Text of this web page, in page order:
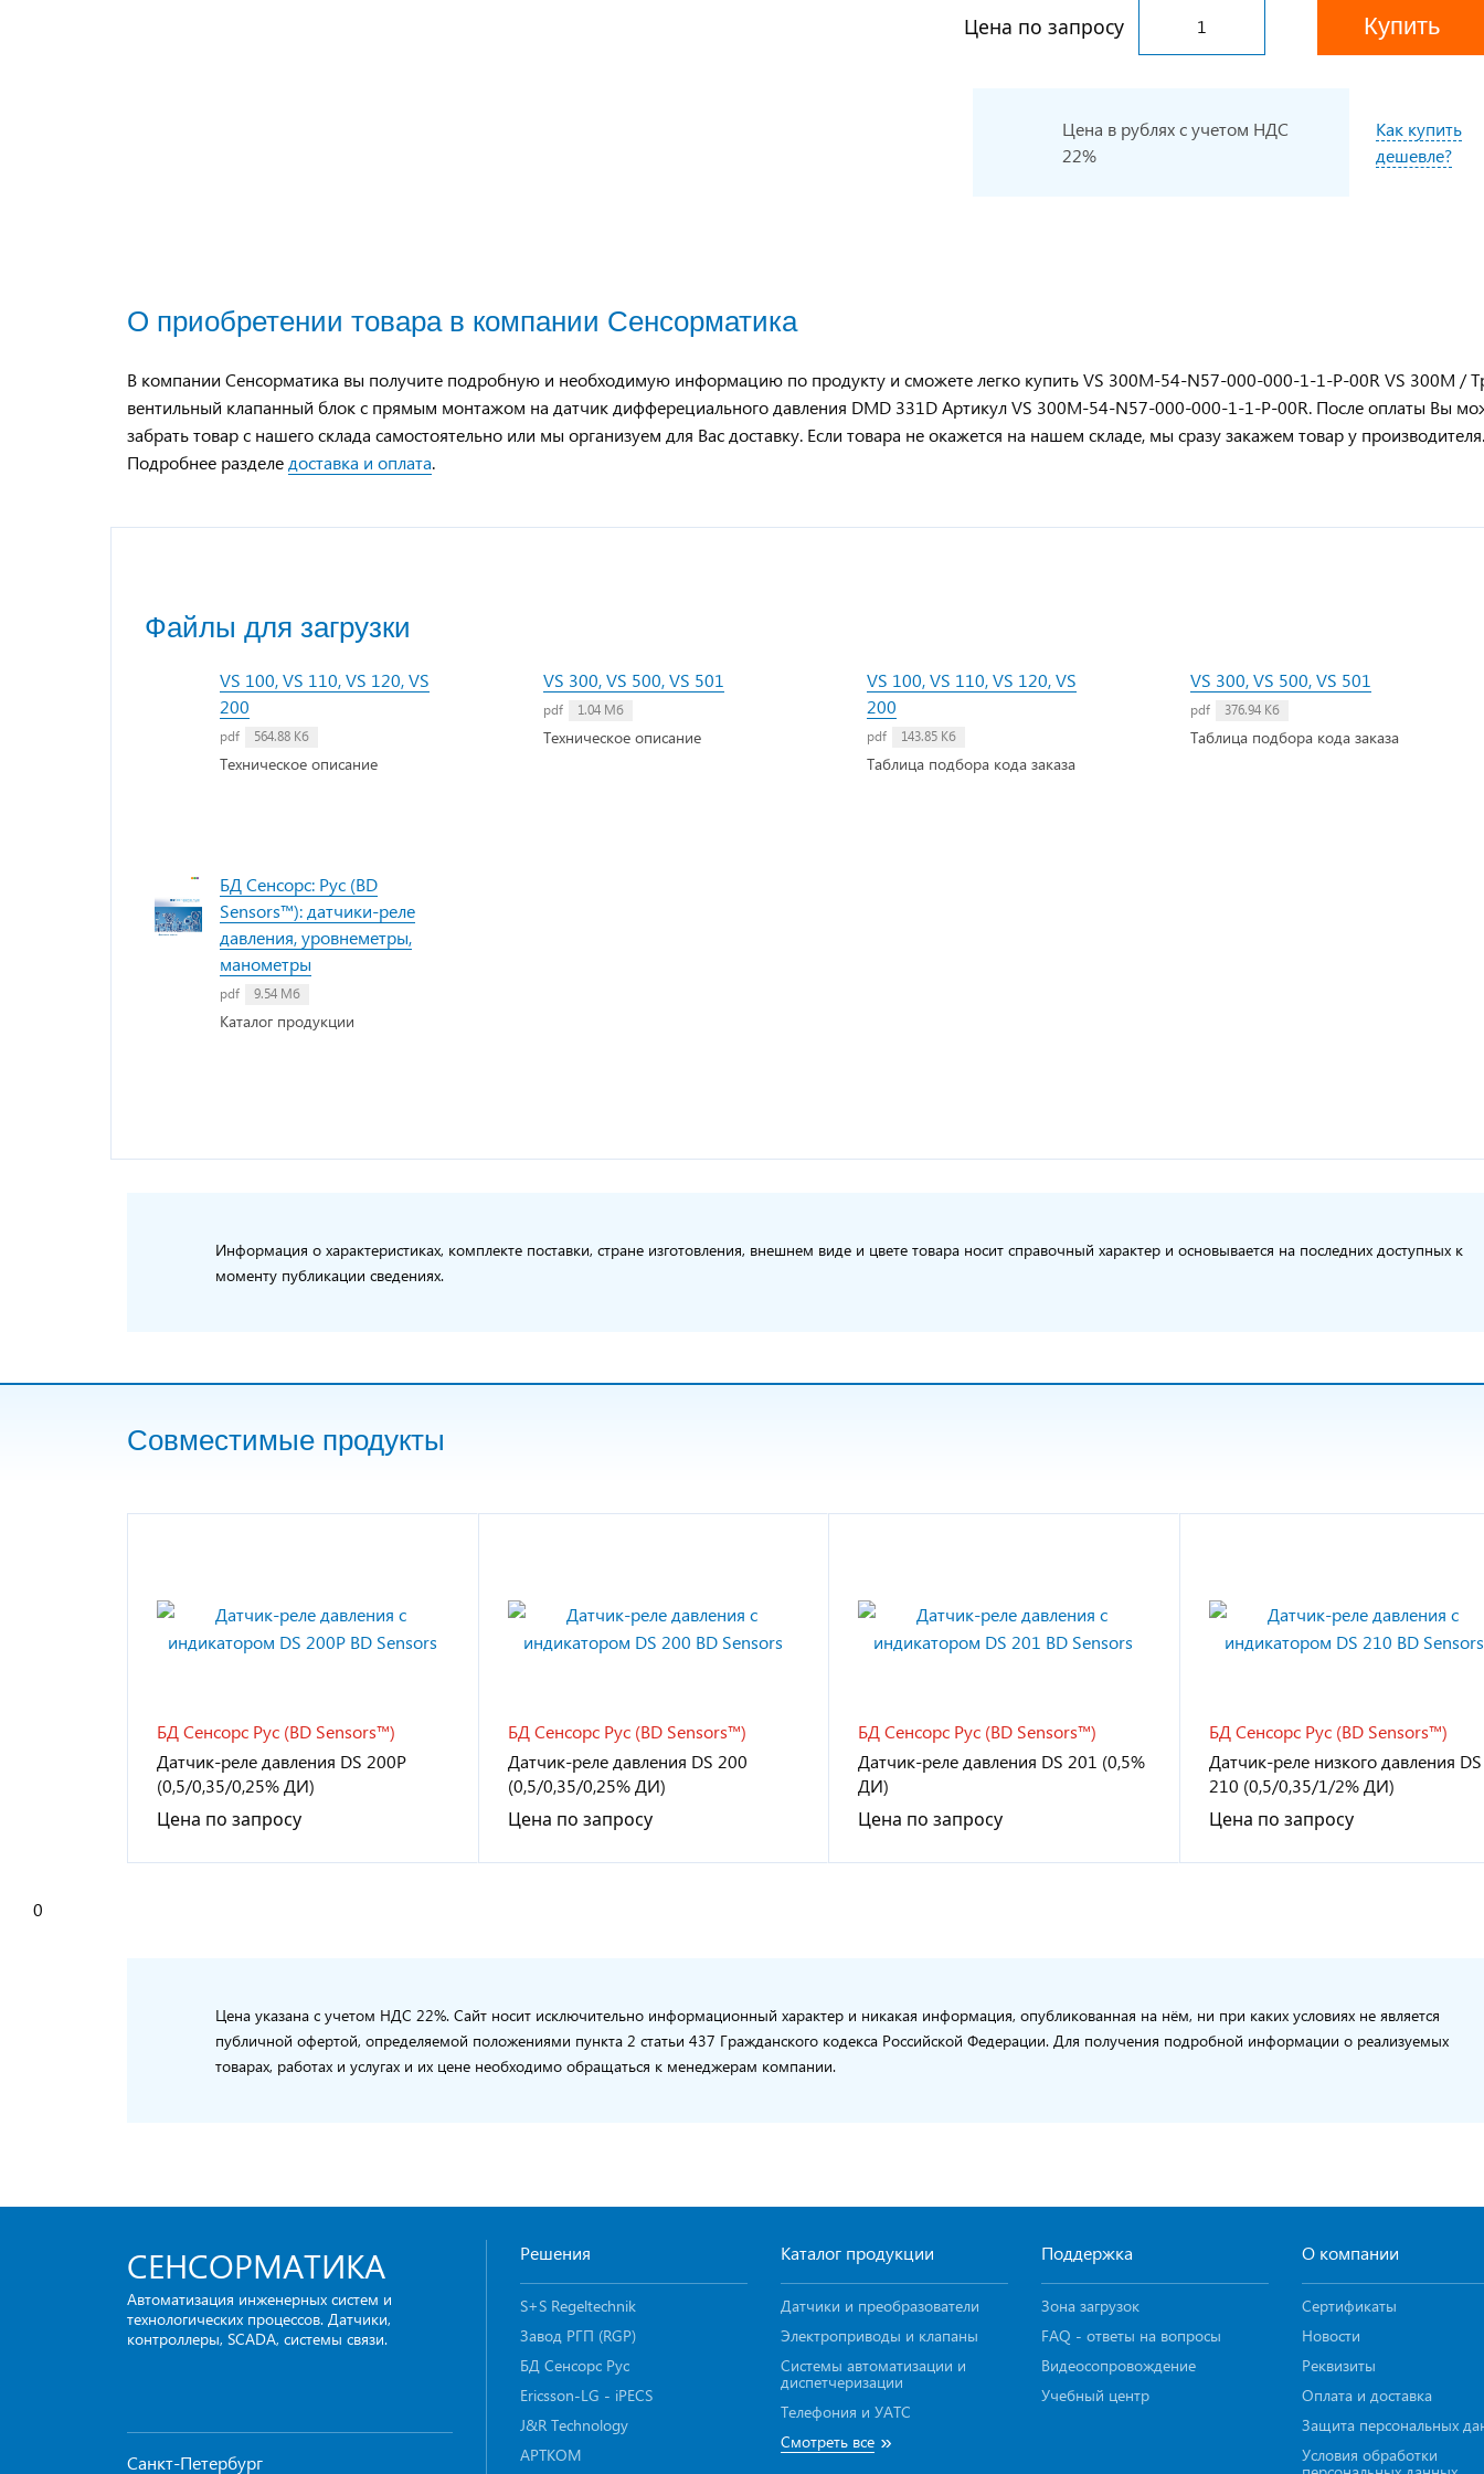
Цена по запросу Купить
Цена в рублях с учетом НДС
22%
Как купить
дешевле?
О приобретении товара в компании Сенсорматика
В компании Сенсорматика вы получите подробную и необходимую информацию по продукту и сможете легко купить VS 300M-54-N57-000-000-1-1-P-00R VS 300M /
вентильный клапанный блок с прямым монтажом на датчик дифферециального давления DMD 331D Артикул VS 300M-54-N57-000-000-1-1-P-00R. После оплаты Вы
забрать товар с нашего склада самостоятельно или мы организуем для Вас доставку. Если товара не окажется на нашем складе, мы сразу закажем товар у производителя.
Подробнее разделе доставка и оплата.
Файлы для загрузки
VS 100, VS 110, VS 120, VS
200
pdf 564.88 Кб
Техническое описание
VS 300, VS 500, VS 501
pdf 1.04 Мб
Техническое описание
VS 100, VS 110, VS 120, VS
200
pdf 143.85 Кб
Таблица подбора кода заказа
VS 300, VS 500, VS 501
pdf 376.94 Кб
Таблица подбора кода заказа
БД Сенсорс: Рус (BD
Sensors™): датчики-реле
давления, уровнеметры,
манометры
pdf 9.54 Мб
Каталог продукции
Информация о характеристиках, комплекте поставки, стране изготовления, внешнем виде и цвете товара носит справочный характер и основывается на последних доступных к
моменту публикации сведениях.
Совместимые продукты
БД Сенсорс Рус (BD Sensors™)
Датчик-реле давления DS 200P
(0,5/0,35/0,25% ДИ)
Цена по запросу
БД Сенсорс Рус (BD Sensors™)
Датчик-реле давления DS 200
(0,5/0,35/0,25% ДИ)
Цена по запросу
БД Сенсорс Рус (BD Sensors™)
Датчик-реле давления DS 201 (0,5%
ДИ)
Цена по запросу
БД Сенсорс Рус (BD Sensors™)
Датчик-реле низкого давления DS
210 (0,5/0,35/1/2% ДИ)
Цена по запросу
0
Цена указана с учетом НДС 22%. Сайт носит исключительно информационный характер и никакая информация, опубликованная на нём, ни при каких условиях не является
публичной офертой, определяемой положениями пункта 2 статьи 437 Гражданского кодекса Российской Федерации. Для получения подробной информации о реализуемых
товарах, работах и услугах и их цене необходимо обращаться к менеджерам компании.
СЕНСОРМАТИКА
Автоматизация инженерных систем и
технологических процессов. Датчики,
контроллеры, SCADA, системы связи.
Санкт-Петербург
Решения
S+S Regeltechnik
Завод РГП (RGP)
БД Сенсорс Рус
Ericsson-LG - iPECS
J&R Technology
АРТКОМ
Каталог продукции
Датчики и преобразователи
Электроприводы и клапаны
Системы автоматизации и
диспетчеризации
Телефония и УАТС
Смотреть все »
Поддержка
Зона загрузок
FAQ - ответы на вопросы
Видеосопровождение
Учебный центр
О компании
Сертификаты
Новости
Реквизиты
Оплата и доставка
Защита персональных
Условия обработки